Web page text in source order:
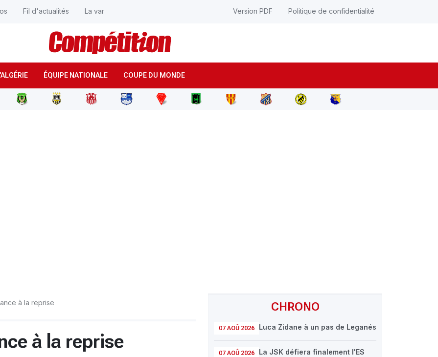
ÉQUIPE NATIONALE COUPE DU MONDE
Fil d'actualités La var Version PDF Politique de confidentialité
CHRONO
07 AOÛ 2026 Luca Zidane à un pas de Leganés
07 AOÛ 2026
La JSK défiera finalement l'ES
à la reprise
à la reprise